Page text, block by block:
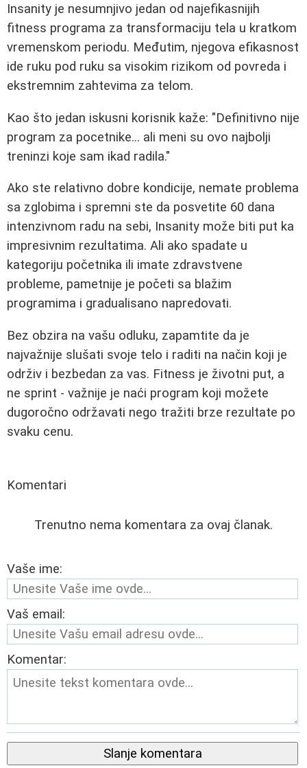
Insanity je nesumnjivo jedan od najefikasnijih
fitness programa za transformaciju tela u kratkom
vremenskom periodu. Međutim, njegova efikasnost
ide ruku pod ruku sa visokim rizikom od povreda i
ekstremnim zahtevima za telom.
Kao što jedan iskusni korisnik kaže: "Definitivno nije
program za pocetnike... ali meni su ovo najbolji
treninzi koje sam ikad radila."
Ako ste relativno dobre kondicije, nemate problema
sa zglobima i spremni ste da posvetite 60 dana
intenzivnom radu na sebi, Insanity može biti put ka
impresivnim rezultatima. Ali ako spadate u
kategoriju početnika ili imate zdravstvene
probleme, pametnije je početi sa blažim
programima i gradualisano napredovati.
Bez obzira na vašu odluku, zapamtite da je
najvažnije slušati svoje telo i raditi na način koji je
održiv i bezbedan za vas. Fitness je životni put, a
ne sprint - važnije je naći program koji možete
dugoročno održavati nego tražiti brze rezultate po
svaku cenu.
Komentari
Trenutno nema komentara za ovaj članak.
Vaše ime:
Vaš email:
Komentar:
Slanje komentara